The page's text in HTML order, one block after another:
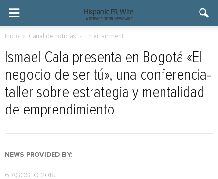
Inicio Canal de noticias Entertainment
Ismael Cala presenta en Bogotá «El
negocio de ser tú», una conferencia-
taller sobre estrategia y mentalidad
de emprendimiento
NEWS PROVIDED BY:
6 AGOSTO 2018